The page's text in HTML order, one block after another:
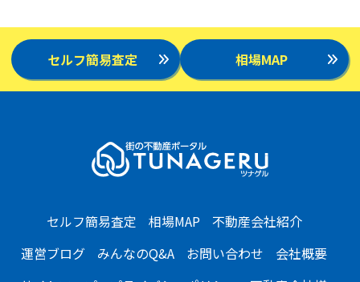
セルフ簡易査定 相場MAP
セルフ簡易査定 相場MAP
不動産会社紹介
運営ブログ
みんなのQ&A お問い合わせ
会社概要